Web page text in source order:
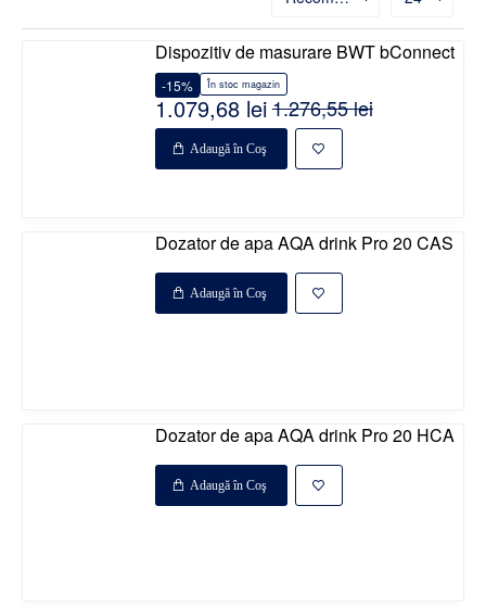
Dispozitiv de masurare BWT bConnect
În stoc magazin
-15%
1.079,68 lei1.276,55 lei
Adaugă în Coş
Dozator de apa AQA drink Pro 20 CAS
Adaugă în Coş
Dozator de apa AQA drink Pro 20 HCA
Adaugă în Coş